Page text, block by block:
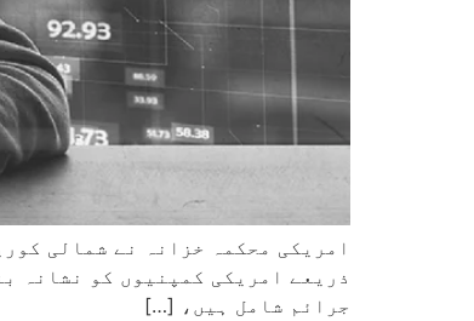
امریکی محکمہ خزانہ نے شمالی
جرائم شامل ہیں، […]